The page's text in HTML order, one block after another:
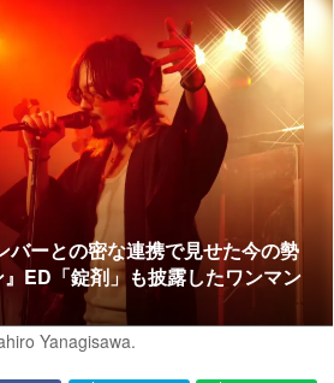
バーとの密な連携で見せた今の勢
ED「錠剤」も披露したワンマン
Yanagisawa.